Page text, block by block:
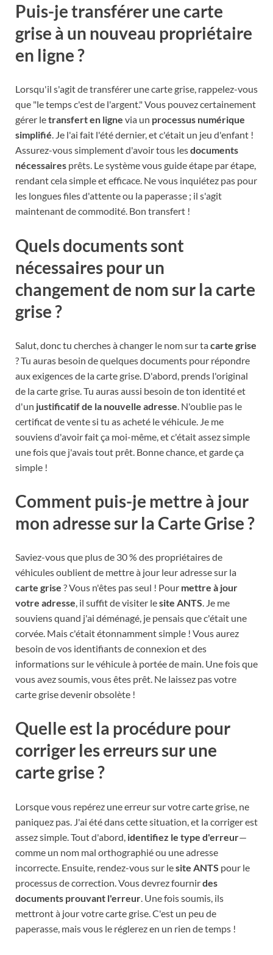
Puis-je transférer une carte
grise à un nouveau propriétaire
en ligne ?
Lorsqu'il s'agit de transférer une carte grise, rappelez-vous
que "le temps c'est de l'argent." Vous pouvez certainement
gérer letransfert en ligne via un processus numérique
simplifié. Je l'ai fait l'été dernier, et c'était un jeu d'enfant !
Assurez-vous simplement d'avoir tous lesdocuments
nécessaires prêts. Le système vous guide étape par étape,
rendant cela simple et efficace. Ne vous inquiétez pas pour
les longues files d'attente ou la paperasse ; il s'agit
maintenant de commodité. Bon transfert !
Quels documents sont
nécessaires pour un
changement de nom sur la carte
grise ?
Salut, donc tu cherches à changer le nom sur tacarte grise
? Tu auras besoin de quelques documents pour répondre
aux exigences de la carte grise. D'abord, prends l'original
de la carte grise. Tu auras aussi besoin de ton identité et
d'un justificatif de la nouvelle adresse. N'oublie pas le
certificat de vente si tu as acheté le véhicule. Je me
souviens d'avoir fait ça moi-même, et c'était assez simple
une fois que j'avais tout prêt. Bonne chance, et garde ça
simple !
Comment puis-je mettre à jour
mon adresse sur la Carte Grise ?
Saviez-vous que plus de 30 % des propriétaires de
véhicules oublient de mettre à jour leur adresse sur la
carte grise ? Vous n'êtes pas seul ! Pour mettre à jour
votre adresse, il suffit de visiter lesite ANTS. Je me
souviens quand j'ai déménagé, je pensais que c'était une
corvée. Mais c'était étonnamment simple ! Vous aurez
besoin de vos identifiants de connexion et des
informations sur le véhicule à portée de main. Une fois que
vous avez soumis, vous êtes prêt. Ne laissez pas votre
carte grise devenir obsolète !
Quelle est la procédure pour
corriger les erreurs sur une
carte grise ?
Lorsque vous repérez une erreur sur votre carte grise, ne
paniquez pas. J'ai été dans cette situation, et la corriger est
assez simple. Tout d'abord, identifiez le type d'erreur—
comme un nom mal orthographié ou une adresse
incorrecte. Ensuite, rendez-vous sur lesite ANTS pour le
processus de correction. Vous devrez fournirdes
documents prouvant l'erreur . Une fois soumis, ils
mettront à jour votre carte grise. C'est un peu de
paperasse, mais vous le réglerez en un rien de temps !